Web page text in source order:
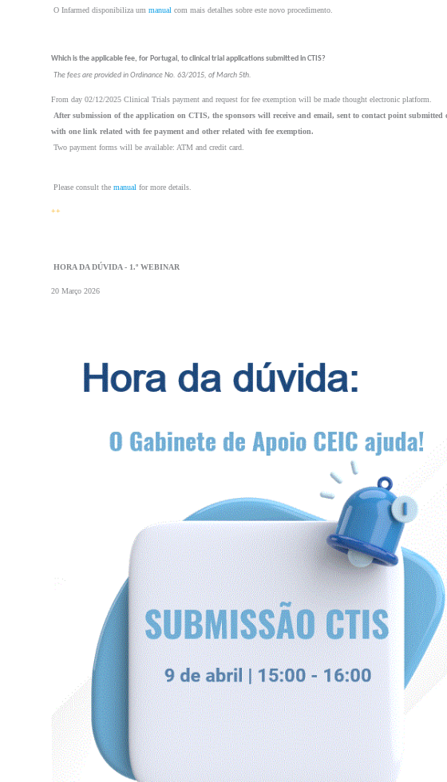
O Infarmed disponibiliza um manual com mais detalhes sobre este novo procedimento.
Which is the applicable fee, for Portugal, to clinical trial applications submitted in CTIS?
The fees are provided in Ordinance No. 63/2015, of March 5th.
From day 02/12/2025 Clinical Trials payment and request for fee exemption will be made thought electronic platform.
After submission of the application on CTIS, the sponsors will receive and email, sent to contact point submitted
with one link related with fee payment and other related with fee exemption.
Two payment forms will be available: ATM and credit card.
Please consult the manual for more details.
++
HORA DA DÚVIDA - 1.º WEBINAR
20 Março 2026